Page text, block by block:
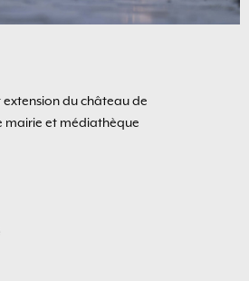
du château de
mairie et médiathèque